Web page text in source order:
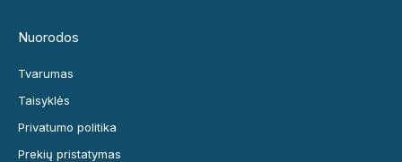
Nuorodos
Tvarumas
Taisyklės
Privatumo politika
Prekių pristatymas